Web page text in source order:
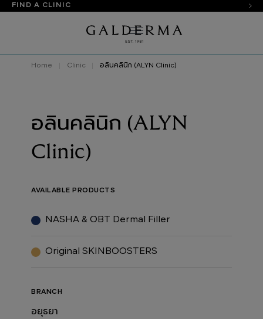
FIND A CLINIC
Home Clinic อลินคลินิก (ALYN Clinic)
อลินคลินิก (ALYN
Clinic)
AVAILABLE PRODUCTS
NASHA & OBT Dermal Filler
Original SKINBOOSTERS
BRANCH
อยุธยา